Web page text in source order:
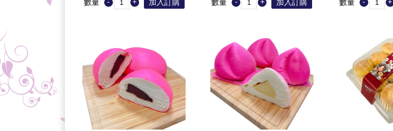
數量 - + 加入訂購 數量 - + 加入訂購 數量 - +